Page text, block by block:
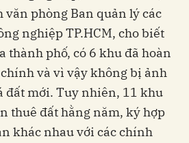
văn phòng Ban quản lý các
nghiệp TP.HCM, cho biết
thành phố, có 6 khu đã hoàn
và vì vậy không bị ảnh
đất mới. Tuy nhiên, 11 khu
thuê đất hằng năm, ký hợp
khác nhau với các chính